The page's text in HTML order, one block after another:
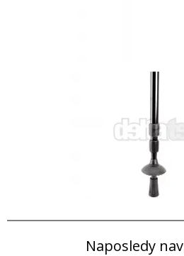
Naposledy